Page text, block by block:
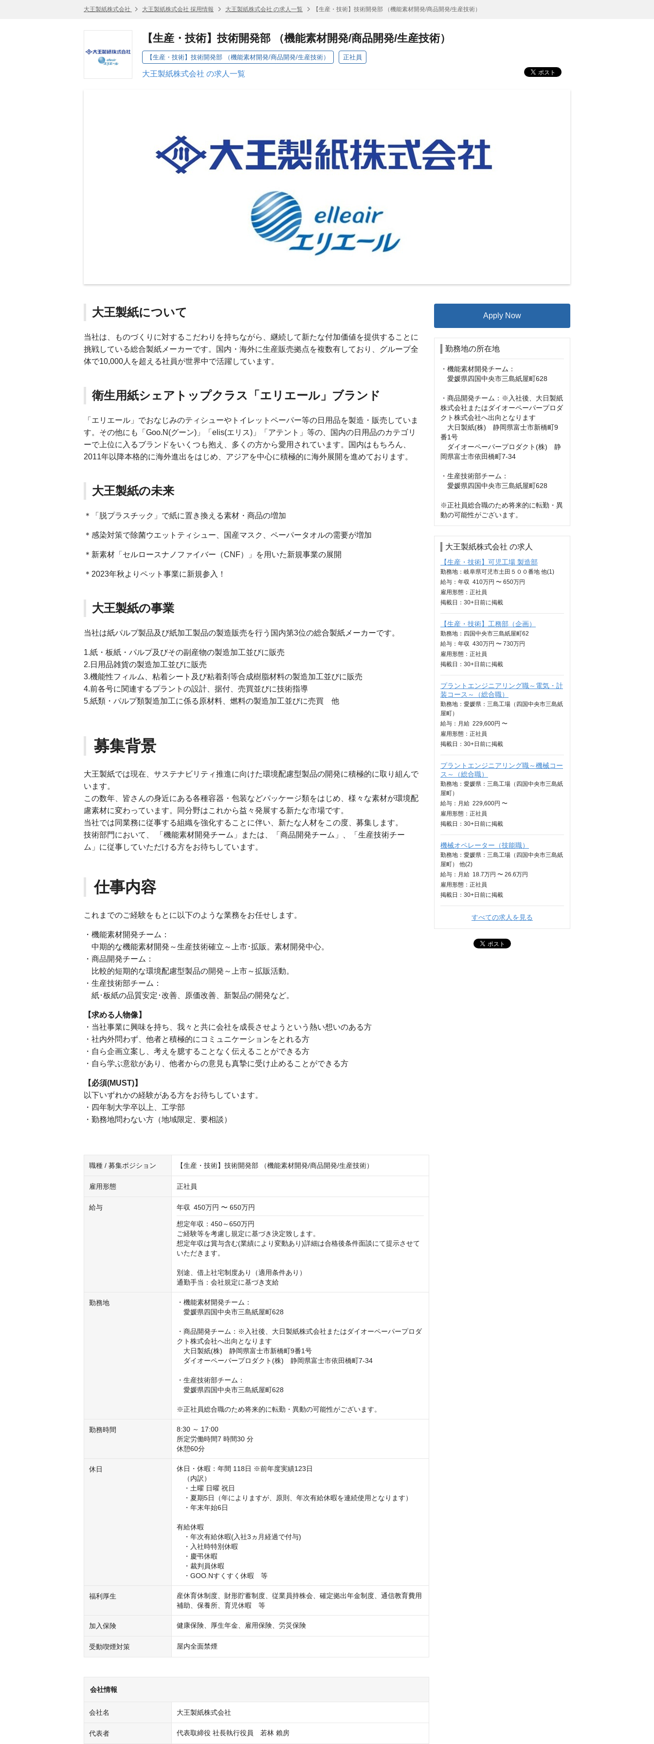
大王製紙株式会社 大王製紙株式会社 採用情報 大王製紙株式会社 の求人一覧 【生産・技術】技術開発部 （機能素材開発/商品開発/生産技術）
【生産・技術】技術開発部 （機能素材開発/商品開発/生産技術）
【生産・技術】技術開発部 （機能素材開発/商品開発/生産技術） 正社員
大王製紙株式会社 の求人一覧
大王製紙について
当社は、ものづくりに対するこだわりを持ちながら、継続して新たな付加価値を提供することに
挑戦している総合製紙メーカーです。国内・海外に生産販売拠点を複数有しており、グループ全
体で10,000人を超える社員が世界中で活躍しています。
衛生用紙シェアトップクラス「エリエール」ブランド
「エリエール」でおなじみのティシューやトイレットペーパー等の日用品を製造・販売していま
す。その他にも「Goo.N(グーン)」「elis(エリス)」「アテント」等の、国内の日用品のカテゴリ
ーで上位に入るブランドをいくつも抱え、多くの方から愛用されています。国内はもちろん、
2011年以降本格的に海外進出をはじめ、アジアを中心に積極的に海外展開を進めております。
大王製紙の未来
＊「脱プラスチック」で紙に置き換える素材・商品の増加
＊感染対策で除菌ウエットティシュー、国産マスク、ペーパータオルの需要が増加
＊新素材「セルロースナノファイバー（CNF）」を用いた新規事業の展開
＊2023年秋よりペット事業に新規参入！
大王製紙の事業
当社は紙パルプ製品及び紙加工製品の製造販売を行う国内第3位の総合製紙メーカーです。
1.紙・板紙・パルプ及びその副産物の製造加工並びに販売
2.日用品雑貨の製造加工並びに販売
3.機能性フィルム、粘着シート及び粘着剤等合成樹脂材料の製造加工並びに販売
4.前各号に関連するプラントの設計、据付、売買並びに技術指導
5.紙類・パルプ類製造加工に係る原材料、燃料の製造加工並びに売買 他
募集背景
大王製紙では現在、サステナビリティ推進に向けた環境配慮型製品の開発に積極的に取り組んで
います。
この数年、皆さんの身近にある各種容器・包装などパッケージ類をはじめ、様々な素材が環境配
慮素材に変わっています。同分野はこれから益々発展する新たな市場です。
当社では同業務に従事する組織を強化することに伴い、新たな人材をこの度、募集します。
技術部門において、 「機能素材開発チーム」または、「商品開発チーム」、「生産技術チー
ム」に従事していただける方をお待ちしています。
仕事内容
これまでのご経験をもとに以下のような業務をお任せします。
・機能素材開発チーム：
中期的な機能素材開発～生産技術確立～上市･拡販。素材開発中心。
・商品開発チーム：
比較的短期的な環境配慮型製品の開発～上市～拡販活動。
・生産技術部チーム：
紙･板紙の品質安定･改善、原価改善、新製品の開発など。
【求める人物像】
・当社事業に興味を持ち、我々と共に会社を成長させようという熱い想いのある方
・社内外問わず、他者と積極的にコミュニケーションをとれる方
・自ら企画立案し、考えを臆することなく伝えることができる方
・自ら学ぶ意欲があり、他者からの意見も真摯に受け止めることができる方
【必須(MUST)】
以下いずれかの経験がある方をお待ちしています。
・四年制大学卒以上、工学部
・勤務地問わない方（地域限定、要相談）
職種 / 募集ポジション 【生産・技術】技術開発部 （機能素材開発/商品開発/生産技術）
雇用形態 正社員
給与 年収 450万円 〜 650万円
想定年収：450～650万円
ご経験等を考慮し規定に基づき決定致します。
想定年収は賞与含む(業績により変動あり)詳細は合格後条件面談にて提示させて
いただきます。
別途、借上社宅制度あり（適用条件あり）
通勤手当：会社規定に基づき支給
勤務地
・機能素材開発チーム：
愛媛県四国中央市三島紙屋町628
・商品開発チーム：※入社後、大日製紙株式会社またはダイオーペーパープロダ
クト株式会社へ出向となります
大日製紙(株)　静岡県富士市新橋町9番1号
ダイオーペーパープロダクト(株)　静岡県富士市依田橋町7-34
・生産技術部チーム：
愛媛県四国中央市三島紙屋町628
※正社員総合職のため将来的に転勤・異動の可能性がございます。
勤務時間
8:30 ～ 17:00
所定労働時間7 時間30 分
休憩60分
休日
休日・休暇：年間 118日 ※前年度実績123日
（内訳）
・土曜 日曜 祝日
・夏期5日（年によりますが、原則、年次有給休暇を連続使用となります）
・年末年始6日
有給休暇
・年次有給休暇(入社3ヵ月経過で付与)
・入社時特別休暇
・慶弔休暇
・裁判員休暇
・GOO.Nすくすく休暇　等
福利厚生
産休育休制度、財形貯蓄制度、従業員持株会、確定拠出年金制度、通信教育費用
補助、保養所、育児休暇　等
加入保険 健康保険、厚生年金、雇用保険、労災保険
受動喫煙対策 屋内全面禁煙
会社情報
会社名 大王製紙株式会社
代表者 代表取締役 社長執行役員　若林 賴房
Apply Now
勤務地の所在地
・機能素材開発チーム：
愛媛県四国中央市三島紙屋町628
・商品開発チーム：※入社後、大日製紙
株式会社またはダイオーペーパープロダ
クト株式会社へ出向となります
大日製紙(株)　静岡県富士市新橋町9
番1号
ダイオーペーパープロダクト(株)　静
岡県富士市依田橋町7-34
・生産技術部チーム：
愛媛県四国中央市三島紙屋町628
※正社員総合職のため将来的に転勤・異
動の可能性がございます。
大王製紙株式会社 の求人
【生産・技術】可児工場 製造部
勤務地：岐阜県可児市土田５００番地 他(1)
給与： 年収 410万円 〜 650万円
雇用形態：正社員
掲載日： 30+日 前に掲載
【生産・技術】工務部（企画）
勤務地：四国中央市三島紙屋町62
給与： 年収 430万円 〜 730万円
雇用形態：正社員
掲載日： 30+日 前に掲載
プラントエンジニアリング職～電気・計
装コース～（総合職）
勤務地：愛媛県：三島工場（四国中央市三島紙
屋町）
給与： 月給 229,600円 〜
雇用形態：正社員
掲載日： 30+日 前に掲載
プラントエンジニアリング職～機械コー
ス～（総合職）
勤務地：愛媛県：三島工場（四国中央市三島紙
屋町）
給与： 月給 229,600円 〜
雇用形態：正社員
掲載日： 30+日 前に掲載
機械オペレーター（技能職）
勤務地：愛媛県：三島工場（四国中央市三島紙
屋町） 他(2)
給与： 月給 18.7万円 〜 26.6万円
雇用形態：正社員
掲載日： 30+日 前に掲載
すべての求人を見る